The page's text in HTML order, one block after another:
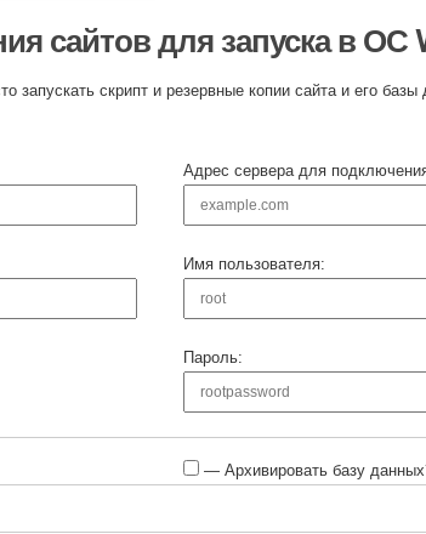
сайтов для запуска в ОС
скрипт и резервные копии сайта и его
Адрес сервера для
Имя пользователя:
Пароль:
— Архивировать базу